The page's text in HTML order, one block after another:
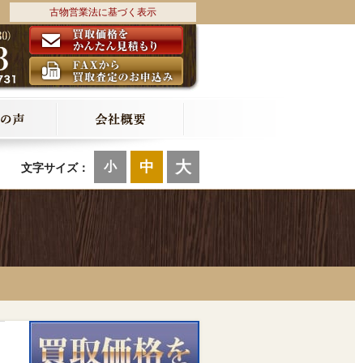
古物営業法に基づく表示
文字サイズ： 小 中 大